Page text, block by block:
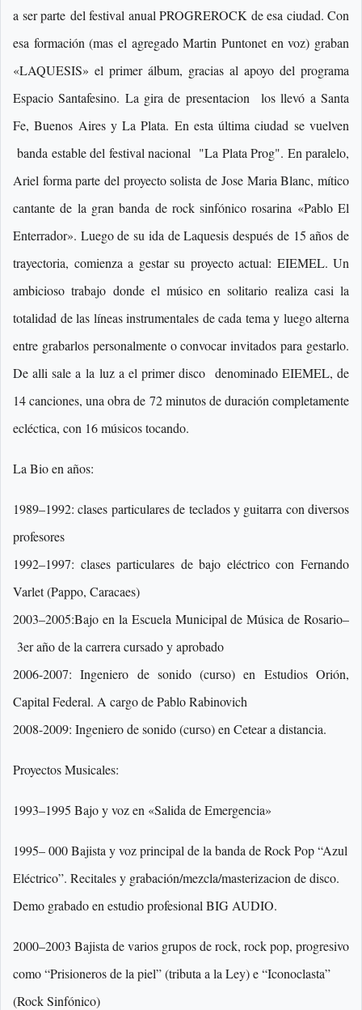
a ser parte del festival anual PROGREROCK de esa ciudad. Con
esa formación (mas el agregado Martin Puntonet en voz) graban
«LAQUESIS» el primer álbum, gracias al apoyo del programa
Espacio Santafesino. La gira de presentacion los llevó a Santa
Fe, Buenos Aires y La Plata. En esta última ciudad se vuelven
banda estable del festival nacional "La Plata Prog". En paralelo,
Ariel forma parte del proyecto solista de Jose Maria Blanc, mítico
cantante de la gran banda de rock sinfónico rosarina «Pablo El
Enterrador». Luego de su ida de Laquesis después de 15 años de
trayectoria, comienza a gestar su proyecto actual: EIEMEL. Un
ambicioso trabajo donde el músico en solitario realiza casi la
totalidad de las líneas instrumentales de cada tema y luego alterna
entre grabarlos personalmente o convocar invitados para gestarlo.
De alli sale a la luz a el primer disco denominado EIEMEL, de
14 canciones, una obra de 72 minutos de duración completamente
ecléctica, con 16 músicos tocando.
La Bio en años:
1989–1992: clases particulares de teclados y guitarra con diversos
profesores
1992–1997: clases particulares de bajo eléctrico con Fernando
Varlet (Pappo, Caracaes)
2003–2005:Bajo en la Escuela Municipal de Música de Rosario–
3er año de la carrera cursado y aprobado
2006-2007: Ingeniero de sonido (curso) en Estudios Orión,
Capital Federal. A cargo de Pablo Rabinovich
2008-2009: Ingeniero de sonido (curso) en Cetear a distancia.
Proyectos Musicales:
1993–1995 Bajo y voz en «Salida de Emergencia»
1995– 000 Bajista y voz principal de la banda de Rock Pop “Azul
Eléctrico”. Recitales y grabación/mezcla/masterizacion de disco.
Demo grabado en estudio profesional BIG AUDIO.
2000–2003 Bajista de varios grupos de rock, rock pop, progresivo
como “Prisioneros de la piel” (tributa a la Ley) e “Iconoclasta”
(Rock Sinfónico)